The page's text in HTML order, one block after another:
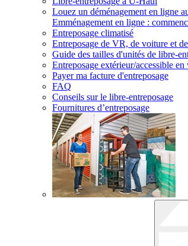
Louez un déménagement en ligne
Emménagement en ligne :
Entreposage climatisé
Entreposage de VR, de voiture et
Guide des tailles d'unités de libre-
Entreposage extérieur/accessible en
Payer ma facture d'entreposage
FAQ
Conseils sur le libre-entreposage
Fournitures d’entreposage